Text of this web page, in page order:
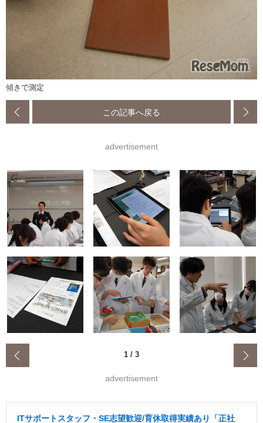
傾きで測定
この記事へ戻る
advertisement
1 / 3
advertisement
ITサポートスタッフ・SE志望歓迎/育休取得実績あり「正社